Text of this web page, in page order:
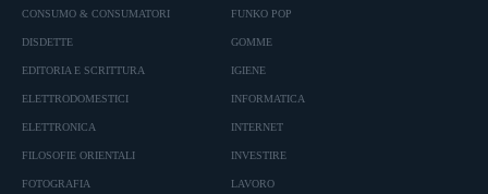
CONSUMO & CONSUMATORI
DISDETTE
EDITORIA E SCRITTURA
ELETTRODOMESTICI
ELETTRONICA
FILOSOFIE ORIENTALI
FOTOGRAFIA
FUNKO POP
GOMME
IGIENE
INFORMATICA
INTERNET
INVESTIRE
LAVORO